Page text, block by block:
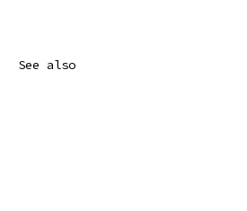
See also